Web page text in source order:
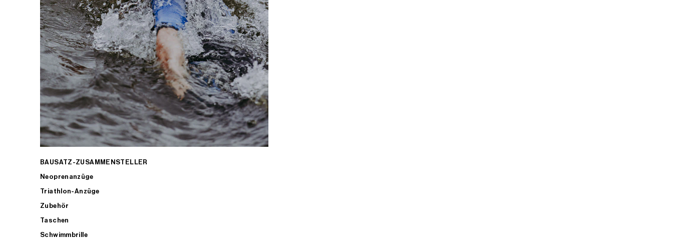
BAUSATZ-ZUSAMMENSTELLER
Neoprenanzüge
Triathlon-Anzüge
Zubehör
Taschen
Schwimmbrille